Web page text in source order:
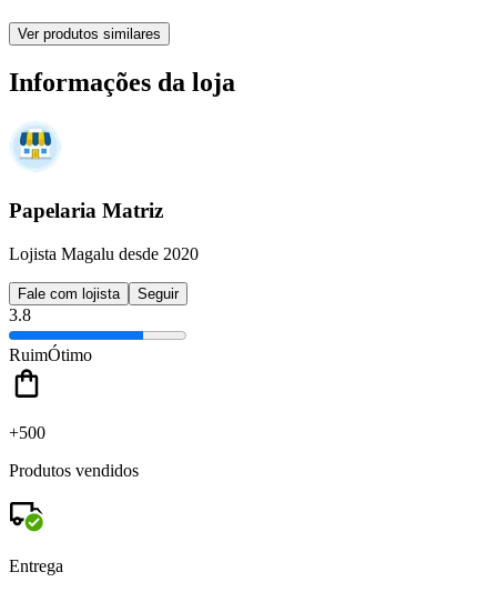
Ver produtos similares
Informações da loja
Papelaria Matriz
Lojista Magalu desde 2020
Fale com lojista Seguir
3.8
RuimÓtimo
+500
Produtos vendidos
Entrega